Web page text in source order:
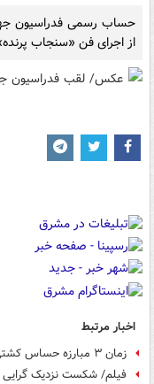
حساب رسمی فدراسیون
از اجرای فن «سنجاب
اخبار مرتبط
زمان ۳ مبارزه حساس کشتی گیران در المپیک
فیلم/ شکست نزدیک گرایی